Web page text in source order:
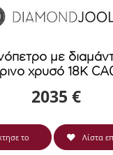
με
χρυσό 18Κ
2035 €
το Λίστα